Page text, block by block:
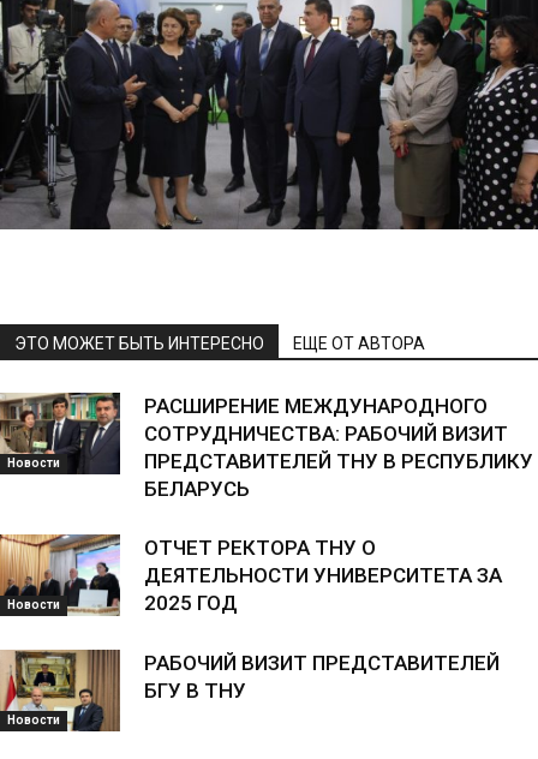
ЭТО МОЖЕТ БЫТЬ ИНТЕРЕСНО ЕЩЕ ОТ АВТОРА
Новости
РАСШИРЕНИЕ МЕЖДУНАРОДНОГО
СОТРУДНИЧЕСТВА: РАБОЧИЙ ВИЗИТ
ПРЕДСТАВИТЕЛЕЙ ТНУ В РЕСПУБЛИКУ
БЕЛАРУСЬ
Новости
ОТЧЕТ РЕКТОРА ТНУ О
ДЕЯТЕЛЬНОСТИ УНИВЕРСИТЕТА ЗА
2025 ГОД
Новости
РАБОЧИЙ ВИЗИТ ПРЕДСТАВИТЕЛЕЙ
БГУ В ТНУ